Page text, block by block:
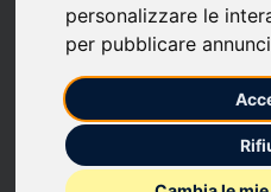
personalizzare le
per pubblicare Torna